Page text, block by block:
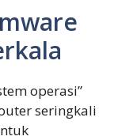
operasi”
seringkali